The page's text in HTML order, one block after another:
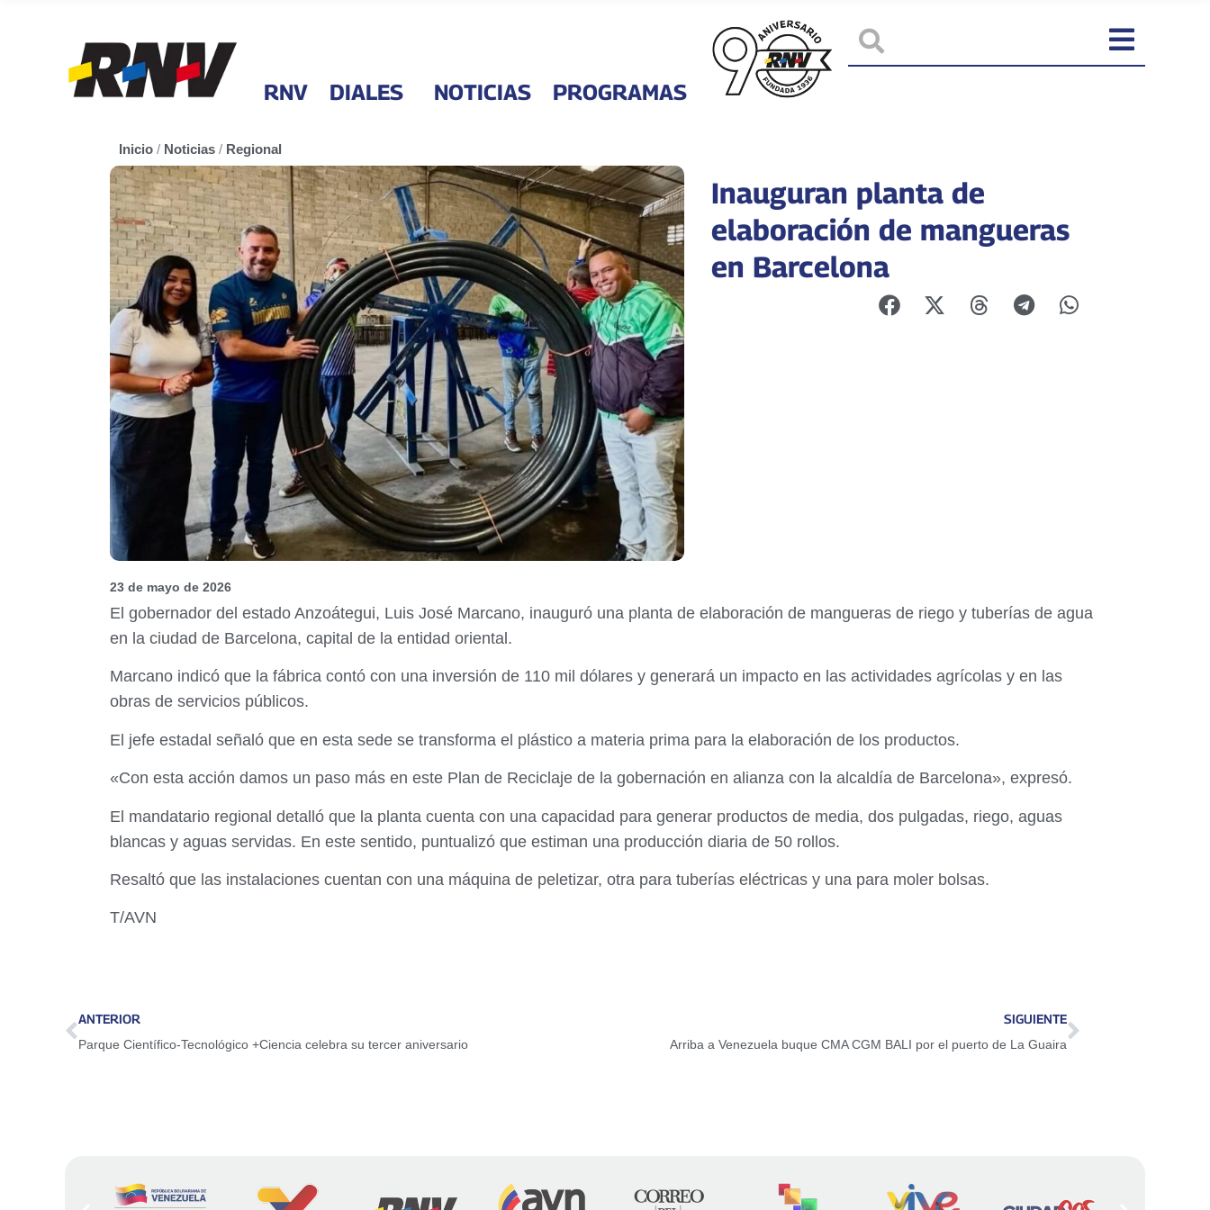
RNV DIALES NOTICIAS PROGRAMAS
Inicio / Noticias / Regional
Inauguran planta de
elaboración de mangueras
en Barcelona
23 de mayo de 2026
El gobernador del estado Anzoátegui, Luis José Marcano, inauguró una planta de elaboración de mangueras de riego y tuberías de agua
en la ciudad de Barcelona, capital de la entidad oriental.
Marcano indicó que la fábrica contó con una inversión de 110 mil dólares y generará un impacto en las actividades agrícolas y en las
obras de servicios públicos.
El jefe estadal señaló que en esta sede se transforma el plástico a materia prima para la elaboración de los productos.
«Con esta acción damos un paso más en este Plan de Reciclaje de la gobernación en alianza con la alcaldía de Barcelona», expresó.
El mandatario regional detalló que la planta cuenta con una capacidad para generar productos de media, dos pulgadas, riego, aguas
blancas y aguas servidas. En este sentido, puntualizó que estiman una producción diaria de 50 rollos.
Resaltó que las instalaciones cuentan con una máquina de peletizar, otra para tuberías eléctricas y una para moler bolsas.
T/AVN
ANTERIOR
Parque Científico-Tecnológico +Ciencia celebra su tercer aniversario
SIGUIENTE
Arriba a Venezuela buque CMA CGM BALI por el puerto de La Guaira